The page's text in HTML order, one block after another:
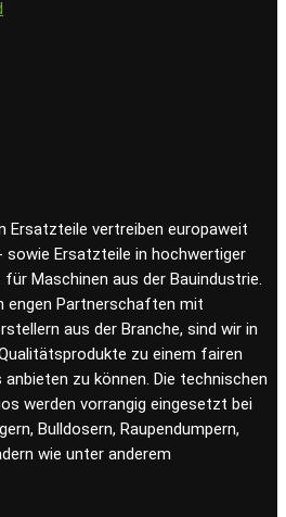
Ersatzteile vertreiben europaweit
sowie Ersatzteile in hochwertiger
Maschinen aus der Bauindustrie.
engen Partnerschaften mit
aus der Branche, sind wir in
zu einem fairen
zu können. Die technischen
werden vorrangig eingesetzt bei
Bulldosern, Raupendumpern,
wie unter anderem